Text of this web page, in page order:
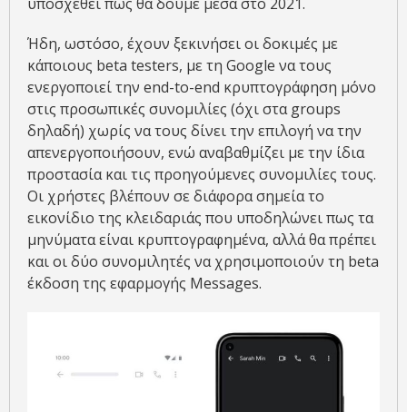
Ήδη, ωστόσο, έχουν ξεκινήσει οι δοκιμές με
κάποιους beta testers, με τη Google να τους
ενεργοποιεί την end-to-end κρυπτογράφηση μόνο
στις προσωπικές συνομιλίες (όχι στα groups
δηλαδή) χωρίς να τους δίνει την επιλογή να την
απενεργοποιήσουν, ενώ αναβαθμίζει με την ίδια
προστασία και τις προηγούμενες συνομιλίες τους.
Οι χρήστες βλέπουν σε διάφορα σημεία το
εικονίδιο της κλειδαριάς που υποδηλώνει πως τα
μηνύματα είναι κρυπτογραφημένα, αλλά θα πρέπει
και οι δύο συνομιλητές να χρησιμοποιούν τη beta
έκδοση της εφαρμογής Messages.